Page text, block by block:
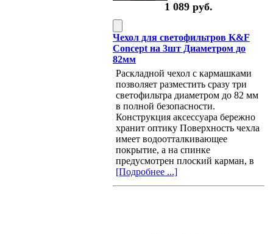
1 089 руб.
Чехол для светофильтров K&F
Concept на 3шт Диаметром до
82мм
Раскладной чехол с кармашками
позволяет разместить сразу три
светофильтра диаметром до 82 мм
в полной безопасности.
Конструкция аксессуара бережно
хранит оптику Поверхность чехла
имеет водоотталкивающее
покрытие, а на спинке
предусмотрен плоский карман, в
[Подробнее ...]